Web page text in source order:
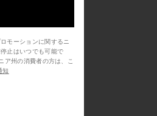
モーションに関するニ
止はいつでも可能で
知